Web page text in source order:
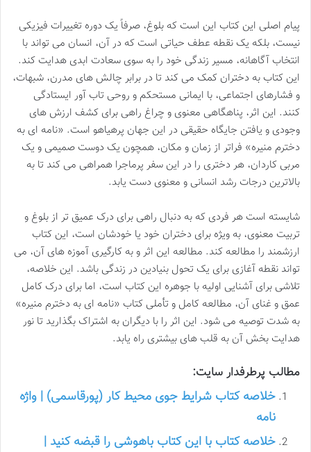
پیام اصلی این کتاب این است که بلوغ، صرفاً یک دوره تغییرات فیزیکی
نیست، بلکه یک نقطه عطف حیاتی است که در آن، انسان می تواند با
انتخاب آگاهانه، مسیر زندگی خود را به سوی سعادت ابدی هدایت کند.
این کتاب به دختران کمک می کند تا در برابر چالش های مدرن، شبهات،
و فشارهای اجتماعی، با ایمانی مستحکم و روحی تاب آور ایستادگی
کنند. این اثر، پناهگاهی معنوی و چراغ راهی برای کشف ارزش های
وجودی و یافتن جایگاه حقیقی در این جهان پرهیاهو است. «نامه ای به
دخترم منیره» فراتر از زمان و مکان، همچون یک دوست صمیمی و یک
مربی کاردان، هر دختری را در این سفر پرماجرا همراهی می کند تا به
بالاترین درجات رشد انسانی و معنوی دست یابد.
شایسته است هر فردی که به دنبال راهی برای درک عمیق تر از بلوغ و
تربیت معنوی، به ویژه برای دختران خود یا خودشان است، این کتاب
ارزشمند را مطالعه کند. مطالعه این اثر و به کارگیری آموزه های آن، می
تواند نقطه آغازی برای یک تحول بنیادین در زندگی باشد. این خلاصه،
تلاشی برای آشنایی اولیه با جوهره این کتاب است، اما برای درک کامل
عمق و غنای آن، مطالعه کامل و تأملی کتاب «نامه ای به دخترم منیره»
به شدت توصیه می شود. این اثر را با دیگران به اشتراک بگذارید تا نور
هدایت بخش آن به قلب های بیشتری راه یابد.
مطالب پرطرفدار سایت:
خلاصه کتاب شرایط جوی محیط کار (پورقاسمی) | واژه
نامه
خلاصه کتاب با این کتاب باهوشی را قبضه کنید |